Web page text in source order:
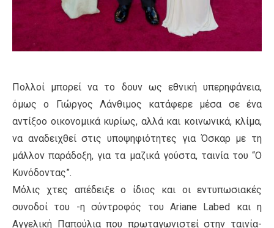
Πολλοί μπορεί να το δουν ως εθνική υπερηφάνεια,
όμως ο Γιώργος Λάνθιμος κατάφερε μέσα σε ένα
αντίξοο οικονομικά κυρίως, αλλά και κοινωνικά, κλίμα,
να αναδειχθεί στις υποψηφιότητες για Όσκαρ με τη
μάλλον παράδοξη, για τα μαζικά γούστα, ταινία του “Ο
Κυνόδοντας”.
Μόλις χτες απέδειξε ο ίδιος και οι εντυπωσιακές
συνοδοί του -η σύντροφός του Ariane Labed και η
Αγγελική Παπούλια που πρωταγωνιστεί στην ταινία-